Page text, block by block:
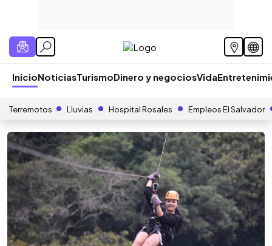
InicioNoticiasTurismoDinero y negociosVida
Terremotos Lluvias Hospital Rosales Empleos El Salvador